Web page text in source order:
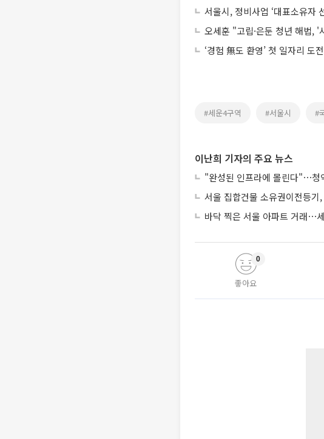
서울시, 정비사업 ‘대표소유자
오세훈 "고립·은둔 청년 해법,
‘경험 無도 환영’ 첫 일자리 도
#세운4구역 #서울시 #
이난희 기자의 주요 뉴스
"완성된 인프라에 몰린다"⋯청
서울 집합건물 소유권이전등기
바닥 찍은 서울 아파트 거래⋯
좋아요
0